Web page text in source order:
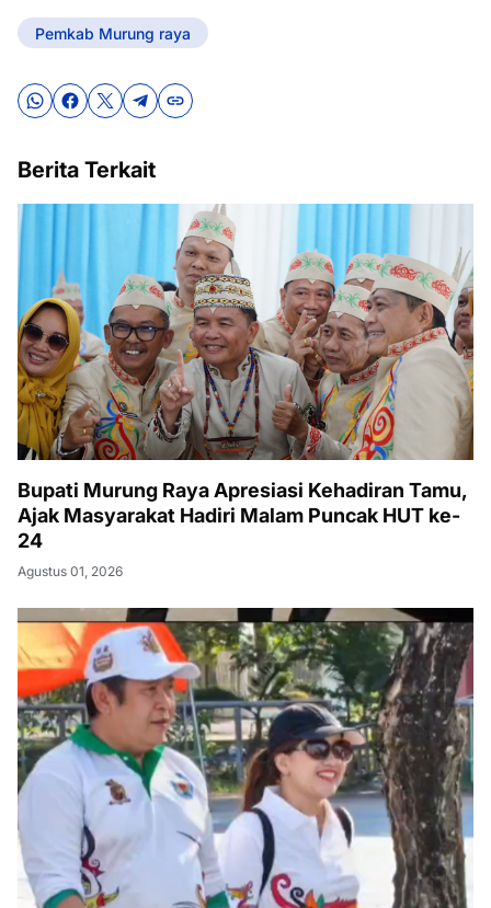
Pemkab Murung raya
Berita Terkait
Bupati Murung Raya Apresiasi Kehadiran Tamu,
Ajak Masyarakat Hadiri Malam Puncak HUT ke-
24
Agustus 01, 2026